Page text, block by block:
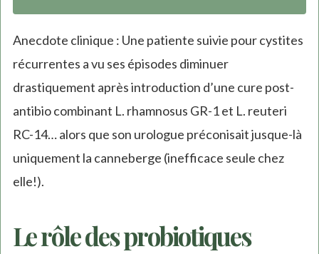
Anecdote clinique : Une patiente suivie pour cystites
récurrentes a vu ses épisodes diminuer
drastiquement après introduction d’une cure post-
antibio combinant L. rhamnosus GR-1 et L. reuteri
RC-14… alors que son urologue préconisait jusque-là
uniquement la canneberge (inefficace seule chez
elle!).
Le rôle des probiotiques